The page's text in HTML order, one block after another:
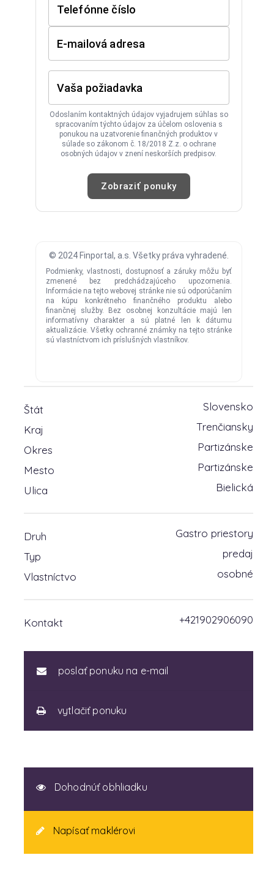
Štát
Slovensko
Kraj
Trenčiansky
Okres
Partizánske
Mesto
Partizánske
Ulica
Bielická
Druh
Gastro priestory
Typ
predaj
Vlastníctvo
osobné
Kontakt +421902906090
poslať ponuku na e-mail
vytlačiť ponuku
Dohodnúť obhliadku
Napísať maklérovi